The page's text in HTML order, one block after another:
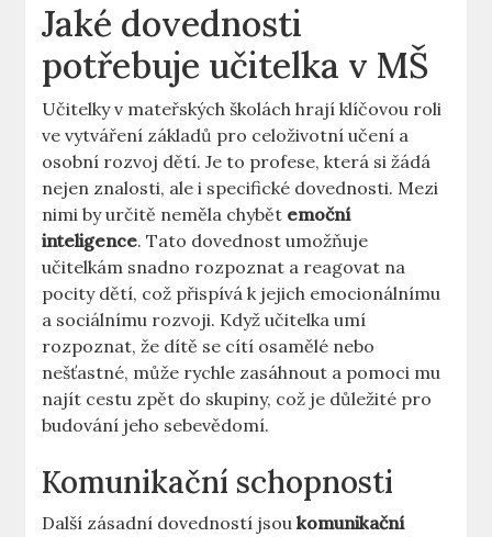
Jaké ⁣dovednosti
potřebuje učitelka v MŠ
Učitelky v mateřských školách hrají klíčovou roli
ve vytváření základů pro celoživotní učení a​
osobní rozvoj dětí. Je to profese, ⁤která⁤ si žádá
nejen znalosti, ale ⁣i specifické dovednosti. Mezi
⁣nimi by určitě neměla chybět emoční
inteligence. Tato dovednost umožňuje
učitelkám ​snadno rozpoznat‌ a reagovat na
pocity dětí, což přispívá k jejich emocionálnímu
⁢a ⁣sociálnímu rozvoji. Když ​učitelka umí⁤
rozpoznat, ​že dítě se ‍cítí osamělé nebo
nešťastné, může rychle zasáhnout a⁢ pomoci mu
najít cestu zpět do skupiny, což je důležité pro⁢
budování jeho sebevědomí.
Komunikační schopnosti
Další zásadní dovedností jsoukomunikační